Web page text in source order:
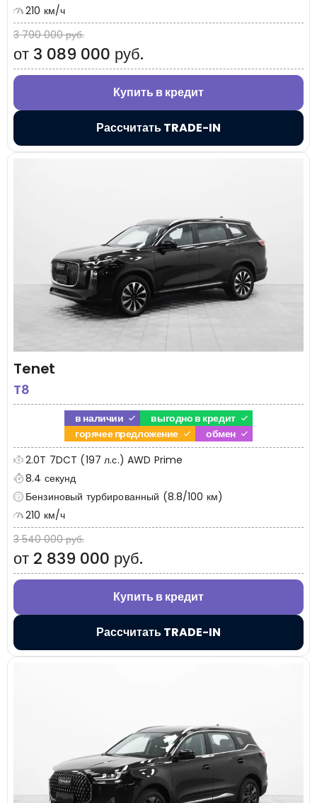
210 км/ч
3 790 000 руб.
от 3 089 000 руб.
Купить в кредит
Рассчитать TRADE-IN
Tenet
T8
в наличии
выгодно в кредит
горячее предложение
обмен
2.0T 7DCT (197 л.с.) AWD Prime
8.4 секунд
Бензиновый турбированный (8.8/100 км)
210 км/ч
3 540 000 руб.
от 2 839 000 руб.
Купить в кредит
Рассчитать TRADE-IN